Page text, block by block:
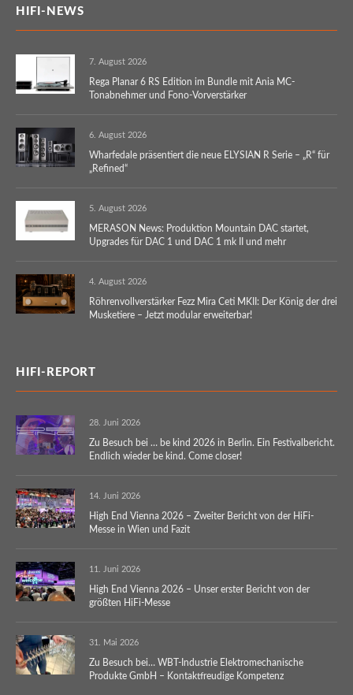
HIFI-NEWS
7. August 2026
Rega Planar 6 RS Edition im Bundle mit Ania MC-
Tonabnehmer und Fono-Vorverstärker
6. August 2026
Wharfedale präsentiert die neue ELYSIAN R Serie – „R“ für
„Refined“
5. August 2026
MERASON News: Produktion Mountain DAC startet,
Upgrades für DAC 1 und DAC 1 mk II und mehr
4. August 2026
Röhrenvollverstärker Fezz Mira Ceti MKII: Der König der drei
Musketiere – Jetzt modular erweiterbar!
HIFI-REPORT
28. Juni 2026
Zu Besuch bei … be kind 2026 in Berlin. Ein Festivalbericht.
Endlich wieder be kind. Come closer!
14. Juni 2026
High End Vienna 2026 – Zweiter Bericht von der HiFi-
Messe in Wien und Fazit
11. Juni 2026
High End Vienna 2026 – Unser erster Bericht von der
größten HiFi-Messe
31. Mai 2026
Zu Besuch bei… WBT-Industrie Elektromechanische
Produkte GmbH – Kontaktfreudige Kompetenz